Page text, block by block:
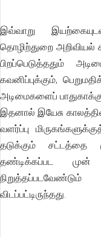
இவ்வாறு
தொழிற்துறை அறிவியல்
பிறப்பெடுத்ததும்
கவனிப்புக்கும்,
அடிமைகளைப்
இதனால் இயேசு
வளர்ப்பு
தடுக்கும் சட்டத்தை
தண்டிக்கப்பட
விடப்பட்டிருந்தது.